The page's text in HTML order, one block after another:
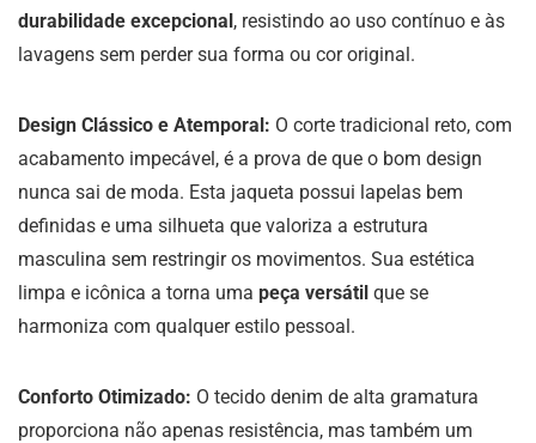
durabilidade excepcional, resistindo ao uso contínuo e às
lavagens sem perder sua forma ou cor original.
Design Clássico e Atemporal: O corte tradicional reto, com
acabamento impecável, é a prova de que o bom design
nunca sai de moda. Esta jaqueta possui lapelas bem
definidas e uma silhueta que valoriza a estrutura
masculina sem restringir os movimentos. Sua estética
limpa e icônica a torna uma peça versátil que se
harmoniza com qualquer estilo pessoal.
Conforto Otimizado: O tecido denim de alta gramatura
proporciona não apenas resistência, mas também um